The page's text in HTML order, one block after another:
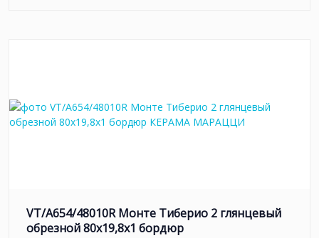
VT/A654/48010R Монте Тиберио 2 глянцевый
обрезной 80x19,8x1 бордюр